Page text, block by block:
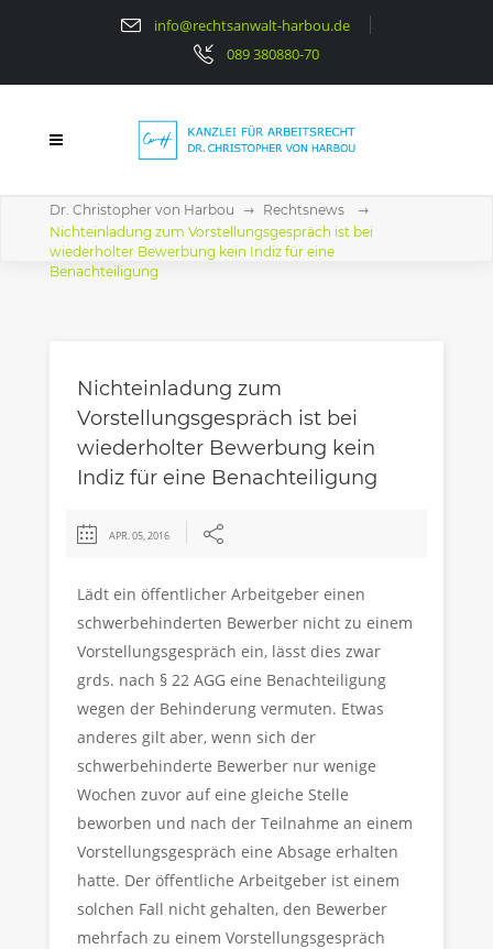
info@rechtsanwalt-harbou.de
089 380880-70
Dr. Christopher von Harbou
Rechtsnews
Nichteinladung zum Vorstellungsgespräch ist bei
wiederholter Bewerbung kein Indiz für eine
Benachteiligung
Nichteinladung zum
Vorstellungsgespräch ist bei
wiederholter Bewerbung kein
Indiz für eine Benachteiligung
APR. 05, 2016
Lädt ein öffentlicher Arbeitgeber einen
schwerbehinderten Bewerber nicht zu einem
Vorstellungsgespräch ein, lässt dies zwar
grds. nach § 22 AGG eine Benachteiligung
wegen der Behinderung vermuten. Etwas
anderes gilt aber, wenn sich der
schwerbehinderte Bewerber nur wenige
Wochen zuvor auf eine gleiche Stelle
beworben und nach der Teilnahme an einem
Vorstellungsgespräch eine Absage erhalten
hatte. Der öffentliche Arbeitgeber ist einem
solchen Fall nicht gehalten, den Bewerber
mehrfach zu einem Vorstellungsgespräch